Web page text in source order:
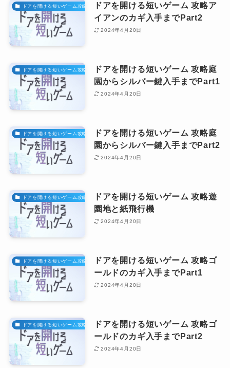
ドアを開ける短いゲーム攻略
ドアを開ける短いゲーム 攻略ア
イアンのカギ入手までPart2
2024年4月20日
ドアを開ける短いゲーム攻略
ドアを開ける短いゲーム 攻略庭
園からシルバー鍵入手までPart1
2024年4月20日
ドアを開ける短いゲーム攻略
ドアを開ける短いゲーム 攻略庭
園からシルバー鍵入手までPart2
2024年4月20日
ドアを開ける短いゲーム攻略
ドアを開ける短いゲーム 攻略遊
園地と紙飛行機
2024年4月20日
ドアを開ける短いゲーム攻略
ドアを開ける短いゲーム 攻略ゴ
ールドのカギ入手までPart1
2024年4月20日
ドアを開ける短いゲーム攻略
ドアを開ける短いゲーム 攻略ゴ
ールドのカギ入手までPart2
2024年4月20日